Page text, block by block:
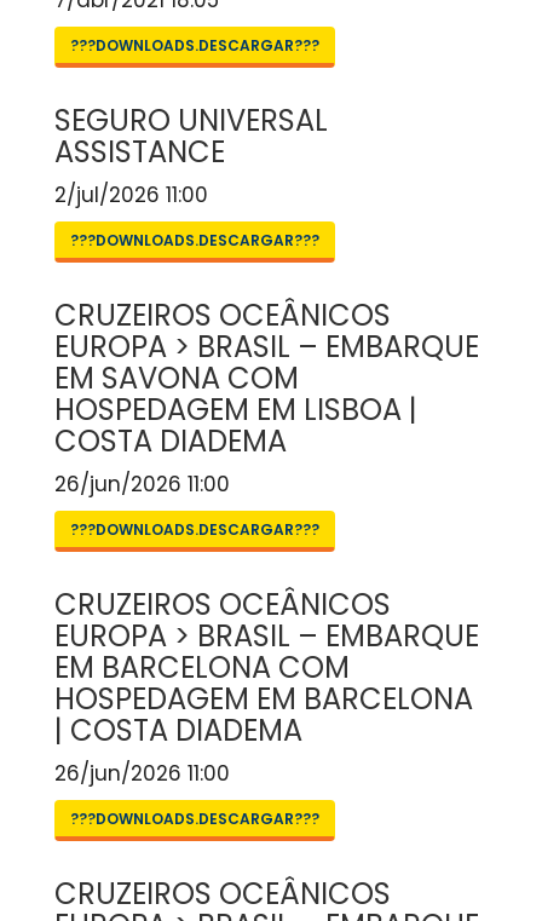
???DOWNLOADS.DESCARGAR???
SEGURO UNIVERSAL
ASSISTANCE
2/jul/2026 11:00
???DOWNLOADS.DESCARGAR???
CRUZEIROS OCEÂNICOS
EUROPA > BRASIL – EMBARQUE
EM SAVONA COM
HOSPEDAGEM EM LISBOA |
COSTA DIADEMA
26/jun/2026 11:00
???DOWNLOADS.DESCARGAR???
CRUZEIROS OCEÂNICOS
EUROPA > BRASIL – EMBARQUE
EM BARCELONA COM
HOSPEDAGEM EM BARCELONA
| COSTA DIADEMA
26/jun/2026 11:00
???DOWNLOADS.DESCARGAR???
CRUZEIROS OCEÂNICOS